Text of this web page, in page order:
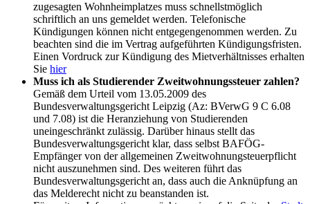
zugesagten Wohnheimplatzes muss schnellstmöglich
schriftlich an uns gemeldet werden. Telefonische
Kündigungen können nicht entgegengenommen werden. Zu
beachten sind die im Vertrag aufgeführten Kündigungsfristen.
Einen Vordruck zur Kündigung des Mietverhältnisses erhalten
Sie hier
Muss ich als Studierender Zweitwohnungssteuer zahlen?
Gemäß dem Urteil vom 13.05.2009 des
Bundesverwaltungsgericht Leipzig (Az: BVerwG 9 C 6.08
und 7.08) ist die Heranziehung von Studierenden
uneingeschränkt zulässig. Darüber hinaus stellt das
Bundesverwaltungsgericht klar, dass selbst BAFÖG-
Empfänger von der allgemeinen Zweitwohnungsteuerpflicht
nicht auszunehmen sind. Des weiteren führt das
Bundesverwaltungsgericht an, dass auch die Anknüpfung an
das Melderecht nicht zu beanstanden ist.